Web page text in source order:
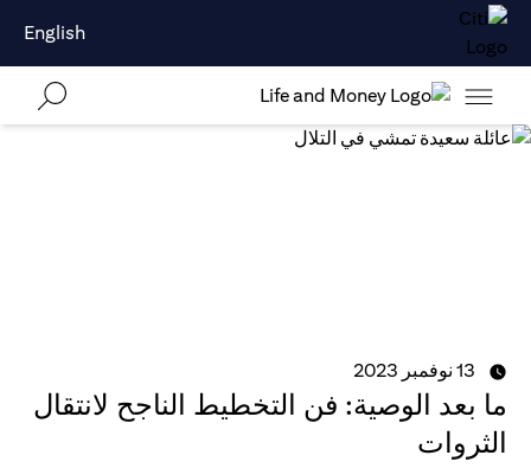
English
ما بعد الوصية: فن التخطيط الناجح لانتقال
الثروات